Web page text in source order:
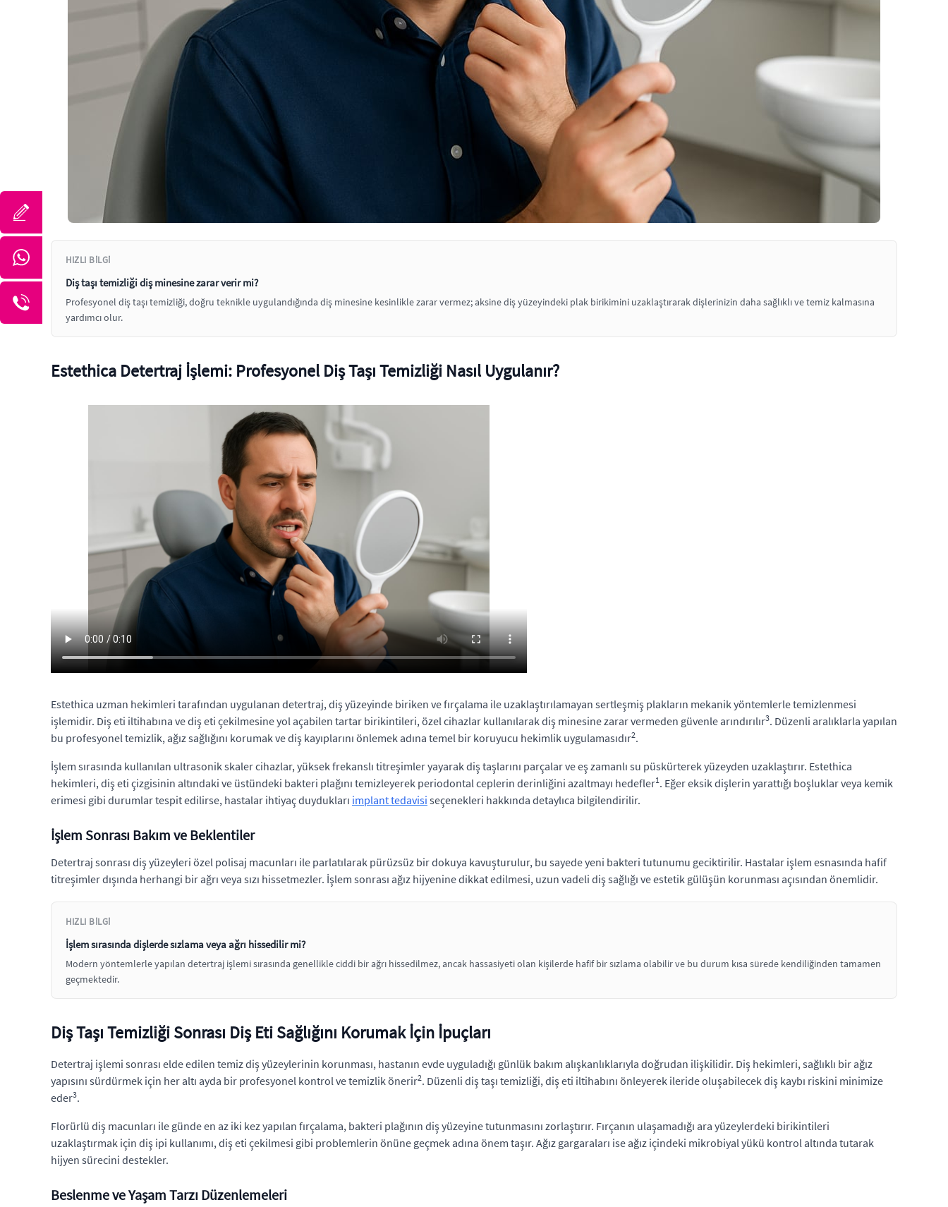
HIZLI BILGI
Diş taşı temizliği diş minesine zarar verir mi?
Profesyonel diş taşı temizliği, doğru teknikle uygulandığında diş minesine kesinlikle zarar vermez; aksine diş yüzeyindeki plak birikimini uzaklaştırarak dişlerinizin daha sağlıklı ve temiz kalmasına
yardımcı olur.
Estethica Detertraj İşlemi: Profesyonel Diş Taşı Temizliği Nasıl Uygulanır?
Estethica uzman hekimleri tarafından uygulanan detertraj, diş yüzeyinde biriken ve fırçalama ile uzaklaştırılamayan sertleşmiş plakların mekanik yöntemlerle temizlenmesi
işlemidir. Diş eti iltihabına ve diş eti çekilmesine yol açabilen tartar birikintileri, özel cihazlar kullanılarak diş minesine zarar vermeden güvenle arındırılır3. Düzenli aralıklarla yapılan
bu profesyonel temizlik, ağız sağlığını korumak ve diş kayıplarını önlemek adına temel bir koruyucu hekimlik uygulamasıdır2.
İşlem sırasında kullanılan ultrasonik skaler cihazlar, yüksek frekanslı titreşimler yayarak diş taşlarını parçalar ve eş zamanlı su püskürterek yüzeyden uzaklaştırır. Estethica
hekimleri, diş eti çizgisinin altındaki ve üstündeki bakteri plağını temizleyerek periodontal ceplerin derinliğini azaltmayı hedefler1 . Eğer eksik dişlerin yarattığı boşluklar veya kemik
erimesi gibi durumlar tespit edilirse, hastalar ihtiyaç duydukları implant tedavisi seçenekleri hakkında detaylıca bilgilendirilir.
İşlem Sonrası Bakım ve Beklentiler
Detertraj sonrası diş yüzeyleri özel polisaj macunları ile parlatılarak pürüzsüz bir dokuya kavuşturulur, bu sayede yeni bakteri tutunumu geciktirilir. Hastalar işlem esnasında hafif
titreşimler dışında herhangi bir ağrı veya sızı hissetmezler. İşlem sonrası ağız hijyenine dikkat edilmesi, uzun vadeli diş sağlığı ve estetik gülüşün korunması açısından önemlidir.
HIZLI BILGI
İşlem sırasında dişlerde sızlama veya ağrı hissedilir mi?
Modern yöntemlerle yapılan detertraj işlemi sırasında genellikle ciddi bir ağrı hissedilmez, ancak hassasiyeti olan kişilerde hafif bir sızlama olabilir ve bu durum kısa sürede kendiliğinden tamamen
geçmektedir.
Diş Taşı Temizliği Sonrası Diş Eti Sağlığını Korumak İçin İpuçları
Detertraj işlemi sonrası elde edilen temiz diş yüzeylerinin korunması, hastanın evde uyguladığı günlük bakım alışkanlıklarıyla doğrudan ilişkilidir. Diş hekimleri, sağlıklı bir ağız
yapısını sürdürmek için her altı ayda bir profesyonel kontrol ve temizlik önerir2. Düzenli diş taşı temizliği, diş eti iltihabını önleyerek ileride oluşabilecek diş kaybı riskini minimize
eder3.
Florürlü diş macunları ile günde en az iki kez yapılan fırçalama, bakteri plağının diş yüzeyine tutunmasını zorlaştırır. Fırçanın ulaşamadığı ara yüzeylerdeki birikintileri
uzaklaştırmak için diş ipi kullanımı, diş eti çekilmesi gibi problemlerin önüne geçmek adına önem taşır. Ağız gargaraları ise ağız içindeki mikrobiyal yükü kontrol altında tutarak
hijyen sürecini destekler.
Beslenme ve Yaşam Tarzı Düzenlemeleri